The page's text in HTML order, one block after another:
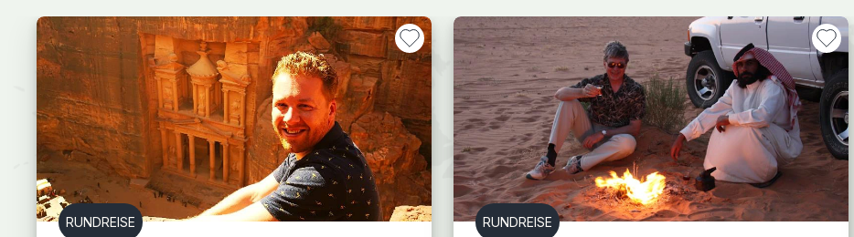
RUNDREISE RUNDREISE